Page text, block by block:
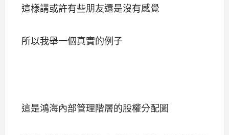
這樣講或許有些朋友還是沒有感覺
所以我舉一個真實的例子
這是鴻海內部管理階層的股權分配圖